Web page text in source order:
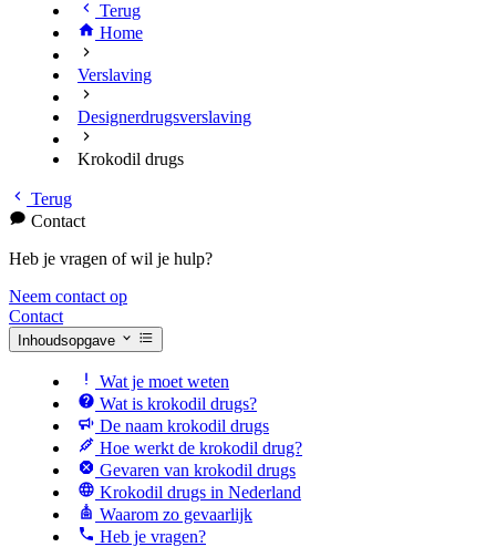
Terug
Home
Verslaving
Designerdrugsverslaving
Krokodil drugs
Terug
Contact
Heb je vragen of wil je hulp?
Neem contact op
Contact
Inhoudsopgave
Wat je moet weten
Wat is krokodil drugs?
De naam krokodil drugs
Hoe werkt de krokodil drug?
Gevaren van krokodil drugs
Krokodil drugs in Nederland
Waarom zo gevaarlijk
Heb je vragen?